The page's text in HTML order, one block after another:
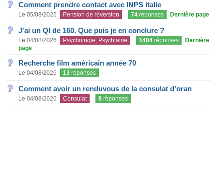
Comment prendre contact avec INPS italie
Le 05/08/2026 Pension de réversion 74 réponses Dernière page
J'ai un QI de 160. Que puis je en conclure ?
Le 04/08/2026 Psychologie, Psychiatrie 1404 réponses
Dernière
page
Recherche film américain année 70
Le 04/08/2026 13 réponses
Comment avoir un renduvous de la consulat d'oran
Le 04/08/2026 Consulat 8 réponses